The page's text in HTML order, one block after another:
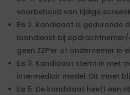
voorbehoud van tijdige
Eis 2. Kandidaat is gedurende
loondienst bij
geen ZZP’er of ondernemer in
Eis 3. Kandidaat stemt in met
intermediair model. Dit moet
Eis 5. De kandidaat heeft een